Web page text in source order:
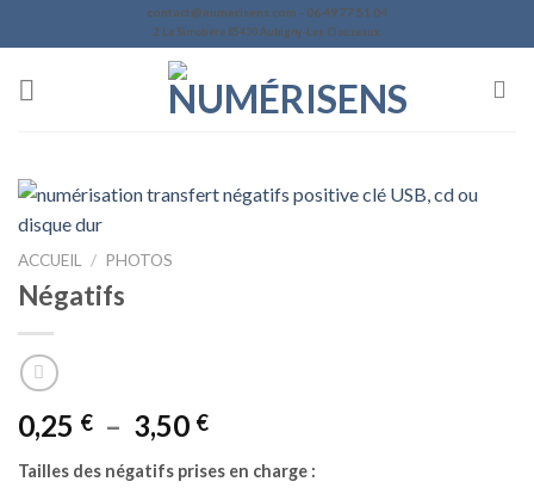
to
contact@numerisens.com - 06 49 77 51 04
2 La Simotière 85430 Aubigny-Les Clouzeaux
ACCUEIL / PHOTOS
Négatifs
0,25 € – 3,50 €Plage
prix :
Tailles des négatifs prises en charge :